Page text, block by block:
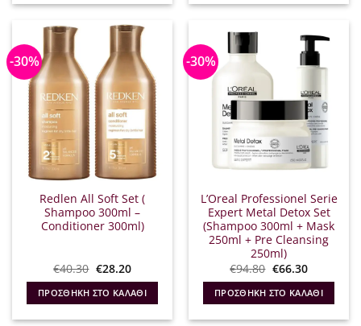
-30%
Redlen All Soft Set (
Shampoo 300ml –
Conditioner 300ml)
€40.30 Original
price
was:
€40.30.
€28.20Η
τιμή
είναι:
€28.20.
ΠΡΟΣΘΉΚΗ ΣΤΟ ΚΑΛΆΘΙ
-30%
L’Oreal Professionel Serie
Expert Metal Detox Set
(Shampoo 300ml + Mask
250ml + Pre Cleansing
250ml)
€94.80 Original
price
was:
€94.80.
€66.30Η
τιμή
είναι:
€66.30.
ΠΡΟΣΘΉΚΗ ΣΤΟ ΚΑΛΆΘΙ